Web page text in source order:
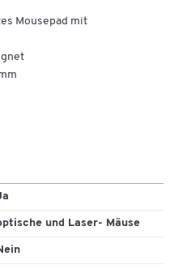
Mousepad mit
und Laser- Mäuse